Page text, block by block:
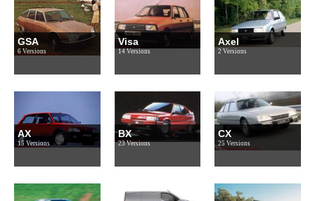
GSA
6 Versions
Visa
14 Versions
Axel
2 Versions
AX
15 Versions
BX
23 Versions
CX
25 Versions